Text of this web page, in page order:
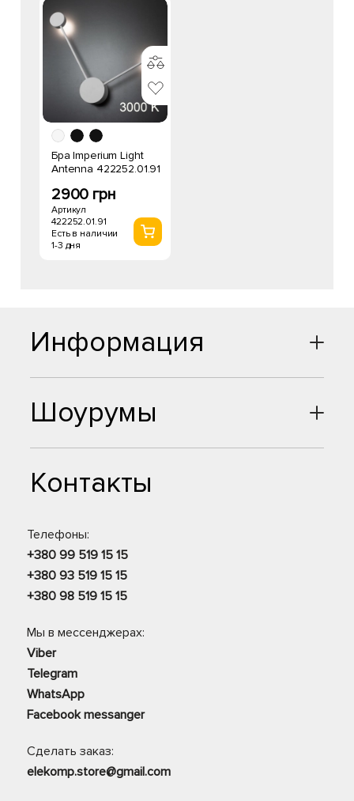
Бра Imperium Light
Antenna 422252.01.91
2900 грн
Артикул
422252.01.91
Есть в наличии
1-3 дня
Шоурумы
Контакты
Телефоны:
+380 99 519 15 15
+380 93 519 15 15
+380 98 519 15 15
Мы в мессенджерах:
Viber
Telegram
WhatsApp
Facebook messanger
Сделать заказ:
elekomp.store@gmail.com
Информация